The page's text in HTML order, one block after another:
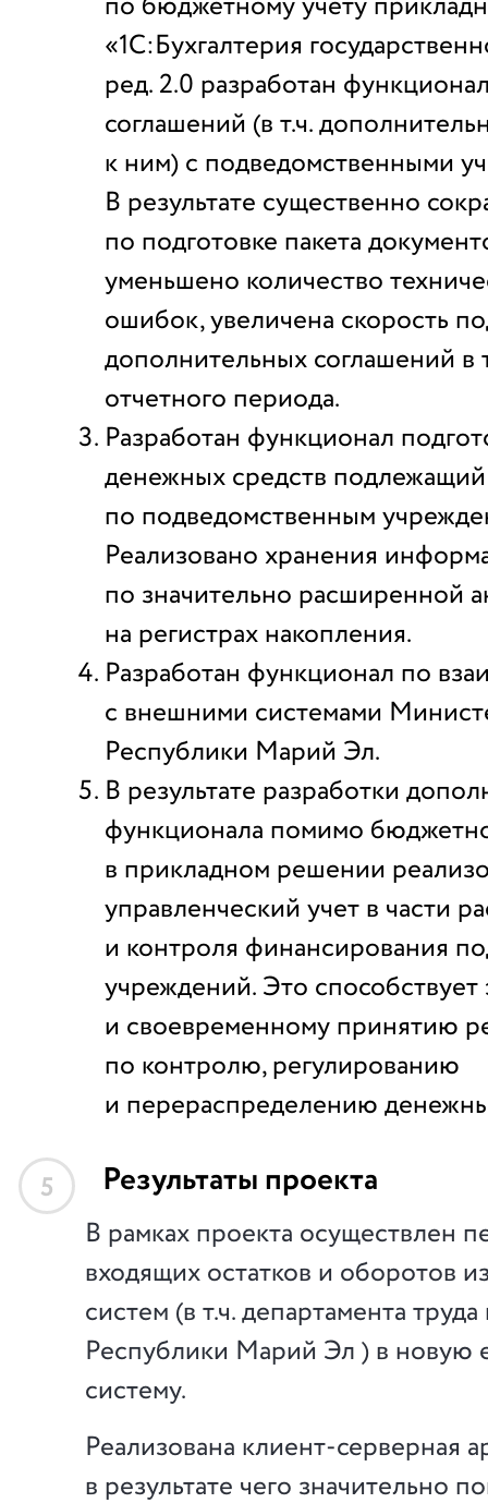
«1С:Бухгалтерия
ред. 2.0 разработан
соглашений (в т.ч.
к ним) с подведомственными
В результате существенно
по подготовке пакета
уменьшено количество
ошибок, увеличена скорость
дополнительных соглашений в
отчетного периода.
Разработан функционал
денежных средств
по подведомственным
Реализовано хранения
по значительно расширенной
на регистрах накопления.
Разработан функционал по
с внешними системами
Республики Марий Эл.
В результате разработки
функционала помимо
в прикладном решении
управленческий учет в части
и контроля финансирования
учреждений. Это
и своевременному принятию
по контролю, регулированию
и перераспределению
5 Результаты проекта
В рамках проекта осуществлен
входящих остатков и оборотов
систем (в т.ч. департамента
Республики Марий Эл ) в новую
систему.
Реализована клиент-серверная
в результате чего значительно